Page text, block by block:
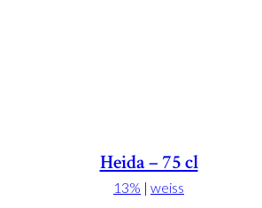
Heida – 75 cl
13% | weiss